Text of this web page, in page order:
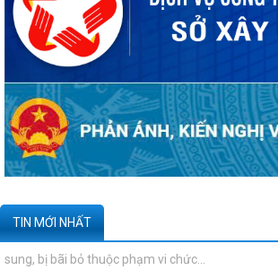
TIN MỚI NHẤT
dựng do vướng mắc hệ thống - Thông...
Quyết định công bố danh mục thủ tục hành
sung, bị bãi bỏ thuộc phạm vi chức...
266 trường hợp được kiểm tra thông tin đăng
hội tại Tràng Cát đợt 12 - Văn...
Thông báo kết quả phúc khảo kỳ thi sát hạch
môi giới bất động sản đợt 1 năm...
Giám đốc Sở Xây dựng trả lời chất vấn về giá